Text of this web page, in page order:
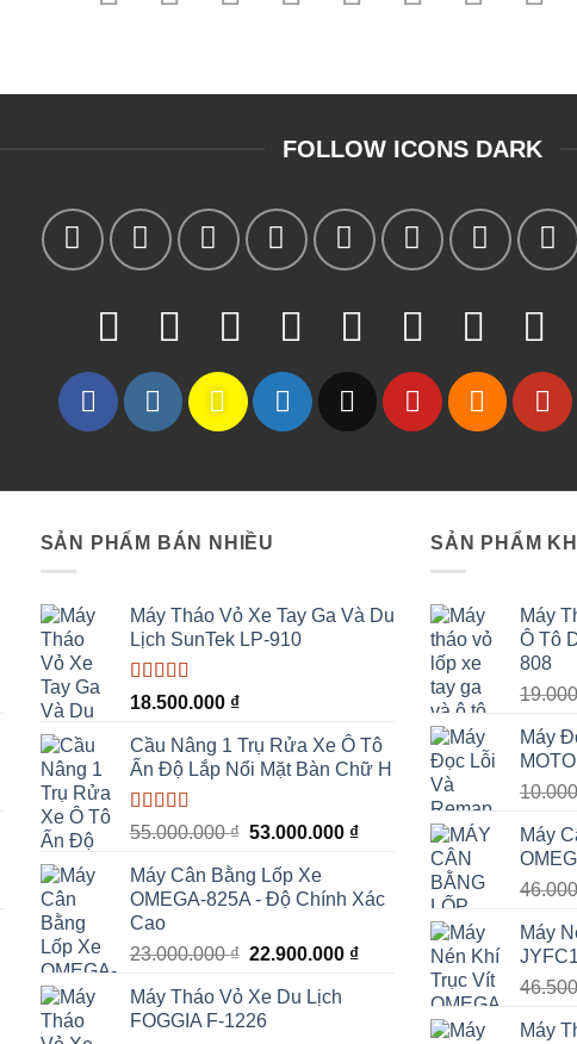
FOLLOW ICONS DARK
SẢN PHẨM BÁN NHIỀU
Máy Tháo Vỏ Xe Tay Ga Và Du
Lịch SunTek LP-910
Được xếp
sao
18.500.000 ₫
Cầu Nâng 1 Trụ Rửa Xe Ô Tô
Ấn Độ Lắp Nổi Mặt Bàn Chữ H
Được xếp
sao
55.000.000₫ Giá
là:
55.000.000 ₫.
53.000.000 ₫Giá
là:
53.000.000 ₫.
Máy Cân Bằng Lốp Xe
OMEGA-825A - Độ Chính Xác
Cao
23.000.000₫ Giá
là:
23.000.000 ₫.
22.900.000 ₫Giá
Máy Tháo Vỏ Xe Du Lịch
FOGGIA F-1226
SẢN PHẨM
Máy
Ô Tô
808
Máy
Máy
Máy
Máy